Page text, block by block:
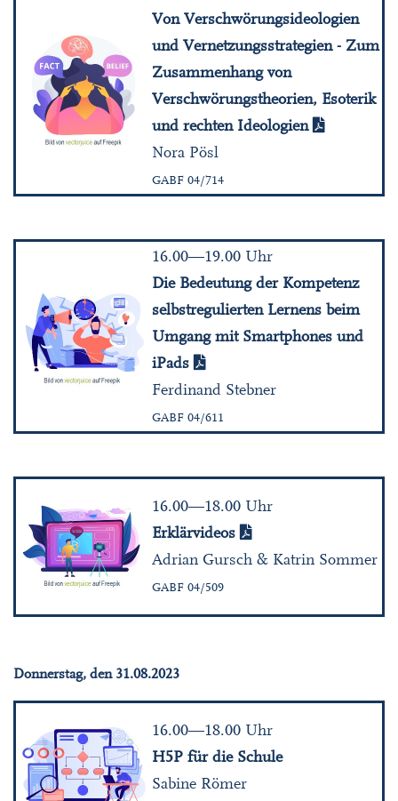
Von Verschwörungsideologien
und Vernetzungsstrategien - Zum
Zusammenhang von
Verschwörungstheorien, Esoterik
und rechten Ideologien
Nora Pösl
GABF 04/714
16.00—19.00 Uhr
Die Bedeutung der Kompetenz
selbstregulierten Lernens beim
Umgang mit Smartphones und
iPads
Ferdinand Stebner
GABF 04/611
16.00—18.00 Uhr
Erklärvideos
Adrian Gursch & Katrin Sommer
GABF 04/509
Donnerstag, den 31.08.2023
16.00—18.00 Uhr
H5P für die Schule
Sabine Römer